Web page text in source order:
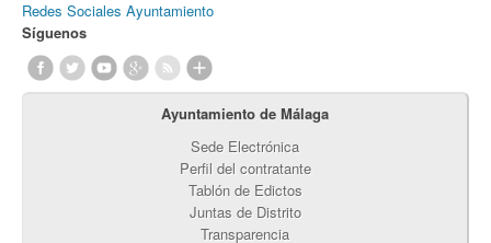
Redes Sociales Ayuntamiento
Síguenos
Ayuntamiento de Málaga
Sede Electrónica
Perfil del contratante
Tablón de Edictos
Juntas de Distrito
Transparencia